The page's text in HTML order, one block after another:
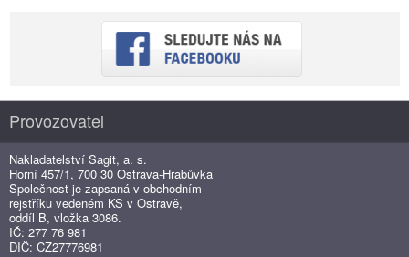
Provozovatel
Nakladatelství Sagit, a. s.
Horní 457/1, 700 30 Ostrava-Hrabůvka
Společnost je zapsaná v obchodním
rejstříku vedeném KS v Ostravě,
oddíl B, vložka 3086.
IČ: 277 76 981
DIČ: CZ27776981